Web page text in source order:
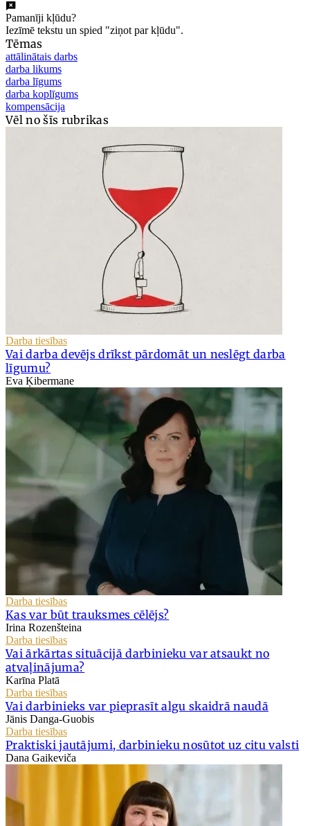
Pamanīji kļūdu?
Iezīmē tekstu un spied "ziņot par kļūdu".
Tēmas
attālinātais darbs
darba likums
darba līgums
darba koplīgums
kompensācija
Vēl no šīs rubrikas
Darba tiesības
Vai darba devējs drīkst pārdomāt un neslēgt darba
līgumu?
Eva Ķibermane
Darba tiesības
Kas var būt trauksmes cēlējs?
Irina Rozenšteina
Darba tiesības
Vai ārkārtas situācijā darbinieku var atsaukt no
atvaļinājuma?
Karīna Platā
Darba tiesības
Vai darbinieks var pieprasīt algu skaidrā naudā
Jānis Danga-Guobis
Darba tiesības
Praktiski jautājumi, darbinieku nosūtot uz citu valsti
Dana Gaikeviča